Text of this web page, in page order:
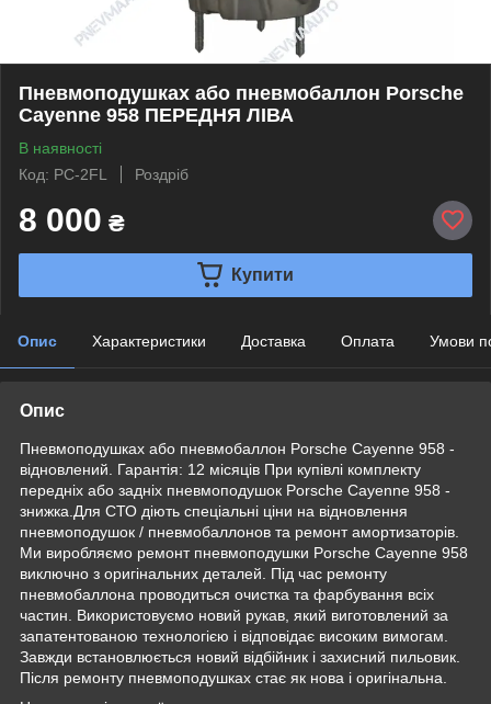
Пневмоподушках або пневмобаллон Porsche
Cayenne 958 ПЕРЕДНЯ ЛІВА
В наявності
Код: PC-2FL
Роздріб
8 000 ₴
Купити
Опис Характеристики Доставка Оплата Умови
Опис
Пневмоподушках або пневмобаллон Porsche Cayenne 958 -
відновлений. Гарантія: 12 місяців При купівлі комплекту
передніх або задніх пневмоподушок Porsche Cayenne 958 -
знижка.Для СТО діють спеціальні ціни на відновлення
пневмоподушок / пневмобаллонов та ремонт амортизаторів.
Ми виробляємо ремонт пневмоподушки Porsche Cayenne 958
виключно з оригінальних деталей. Під час ремонту
пневмобаллона проводиться очистка та фарбування всіх
частин. Використовуємо новий рукав, який виготовлений за
запатентованою технологією і відповідає високим вимогам.
Завжди встановлюється новий відбійник і захисний пильовик.
Після ремонту пневмоподушках стає як нова і оригінальна.